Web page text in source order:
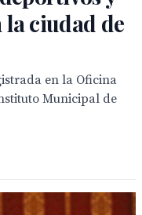
la ciudad de
en la Oficina
Municipal de